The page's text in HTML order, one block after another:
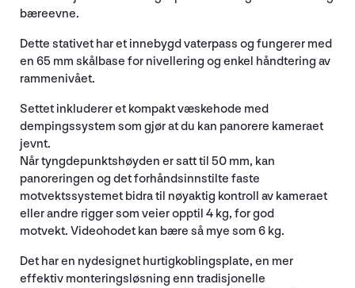
bæreevne.
Dette stativet har et innebygd vaterpass og fungerer med
en 65 mm skålbase for nivellering og enkel håndtering av
rammenivået.
Settet inkluderer et kompakt væskehode med
dempingssystem som gjør at du kan panorere kameraet
jevnt.
Når tyngdepunktshøyden er satt til 50 mm, kan
panoreringen og det forhåndsinnstilte faste
motvektssystemet bidra til nøyaktig kontroll av kameraet
eller andre rigger som veier opptil 4 kg, for god
motvekt. Videohodet kan bære så mye som 6 kg.
Det har en nydesignet hurtigkoblingsplate, en mer
effektiv monteringsløsning enn tradisjonelle